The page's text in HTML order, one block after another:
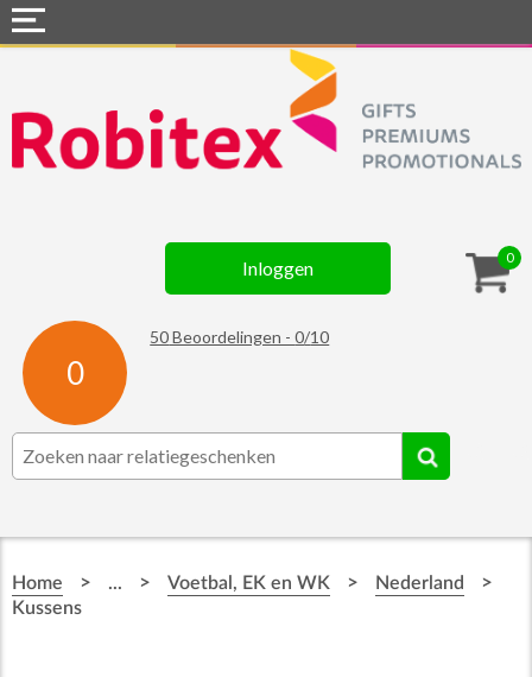
0
Inloggen
0
50Beoordelingen -0/10
Webshops
Snel naar »
Assortiment
Contact
☆ Prijsknallers ☆
Home > ... > Voetbal, EK en WK > Nederland >
Kussens